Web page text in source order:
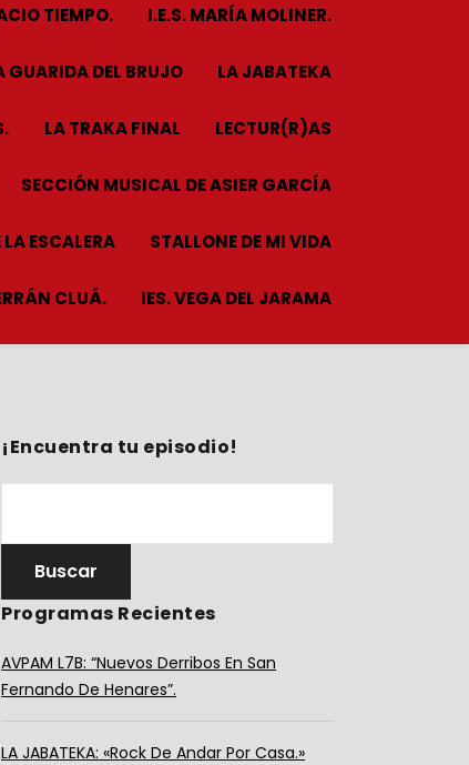
TIEMPO. I.E.S. MARÍA MOLINER.
GUARIDA DEL BRUJO LA JABATEKA
LA TRAKA FINAL LECTUR(R)AS
SECCIÓN MUSICAL DE ASIER GARCÍA
ESCALERA STALLONE DE MI VIDA
CLUÁ. IES. VEGA DEL JARAMA
¡Encuentra tu episodio!
Programas Recientes
AVPAM L7B: “Nuevos Derribos En San
Fernando De Henares”.
LA JABATEKA: «Rock De Andar Por Casa.»